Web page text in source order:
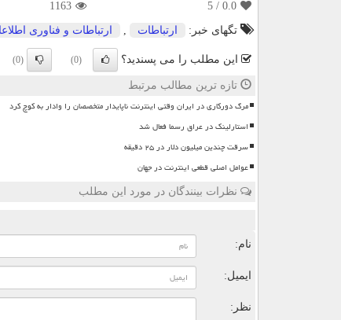
0.0
/ 5
1163
تگهای خبر:
ارتباطات ارتباطات و فناوری
این مطلب را می پسندید؟ (0)
(0)
تازه ترین مطالب مرتبط
مرگ دورکاری در ایران وقتی اینترنت ناپایدار متخصصان را وادار به کوچ کرد
استارلینک در عراق رسما فعال شد
سرقت چندین میلیون دلار در ۲۵ دقیقه
عوامل اصلی قطعی اینترنت در جهان
نظرات بینندگان در مورد این مطلب
نام:
ایمیل:
نظر: